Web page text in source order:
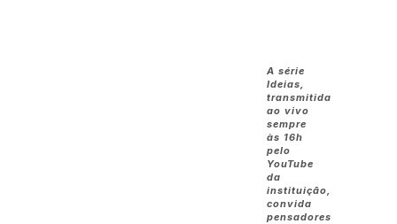
A série
Ideias,
transmitida
ao vivo
sempre
às 16h
pelo
YouTube
da
instituição,
convida
pensadores